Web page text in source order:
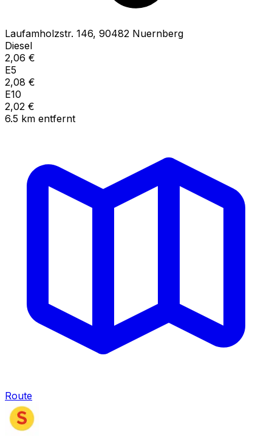
Laufamholzstr. 146, 90482 Nuernberg
Diesel
2,06 €
E5
2,08 €
E10
2,02 €
6.5 km entfernt
Route